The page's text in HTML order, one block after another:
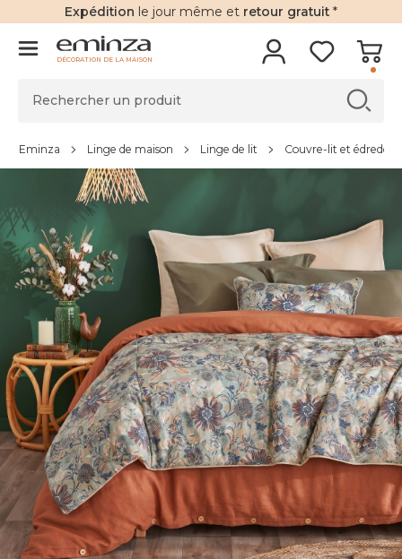
Expédition le jour même et retour gratuit *
DÉCORATION DE LA MAISON
Eminza Linge de maison Linge de lit Couvre-lit et édredon